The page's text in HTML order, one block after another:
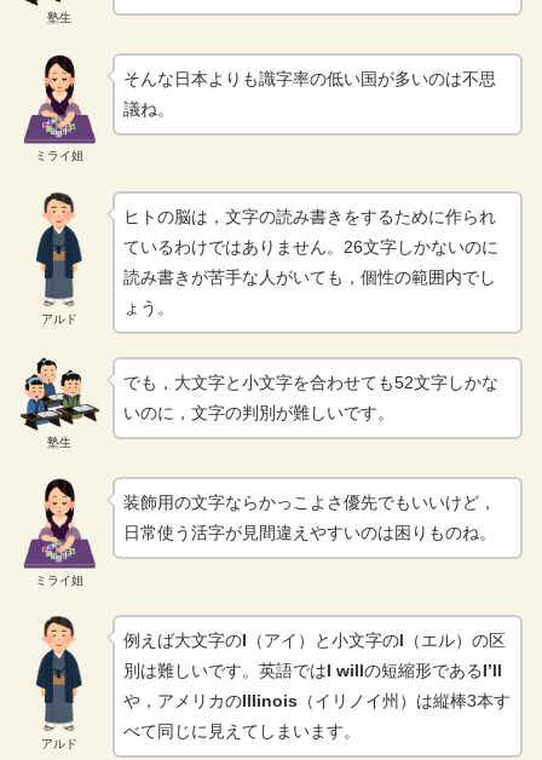
塾生
ミライ姐
そんな日本よりも識字率の低い国が多いのは不思
議ね。
アルド
ヒトの脳は，文字の読み書きをするために作られ
ているわけではありません。26文字しかないのに
読み書きが苦手な人がいても，個性の範囲内でし
ょう。
塾生
でも，大文字と小文字を合わせても52文字しかな
いのに，文字の判別が難しいです。
ミライ姐
装飾用の文字ならかっこよさ優先でもいいけど，
日常使う活字が見間違えやすいのは困りものね。
アルド
例えば大文字のI （アイ）と小文字のl （エル）の区
別は難しいです。英語ではI willの短縮形であるI’ll
や，アメリカのIllinois （イリノイ州）は縦棒3本す
べて同じに見えてしまいます。